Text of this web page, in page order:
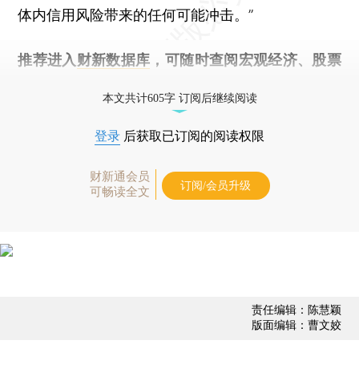
体内信用风险带来的任何可能冲击。”
推荐进入 财新数据库 ，可随时查阅宏观经济、股票
本文共计605字 订阅后继续阅读
登录 后获取已订阅的阅读权限
财新通会员
可畅读全文
订阅/会员升级
责任编辑：陈慧颖
版面编辑：曹文姣